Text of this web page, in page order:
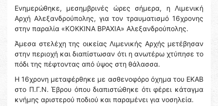
Ενημερώθηκε, μεσημβρινές ώρες σήμερα, η Λιμενική
Αρχή Αλεξανδρούπολης, για τον τραυματισμό 16χρονης
στην παραλία «ΚΟΚΚΙΝΑ ΒΡΑΧΙΑ» Αλεξανδρούπολης.
Άμεσα στελέχη της οικείας Λιμενικής Αρχής μετέβησαν
στην περιοχή και διαπίστωσαν ότι η ανωτέρω χτύπησε το
πόδι της πέφτοντας από ύψος στη θάλασσα.
Η 16χρονη μεταφέρθηκε με ασθενοφόρο όχημα του ΕΚΑΒ
στο Π.Γ.Ν. Έβρου όπου διαπιστώθηκε ότι φέρει κάταγμα
κνήμης αριστερού ποδιού και παραμένει για νοσηλεία.